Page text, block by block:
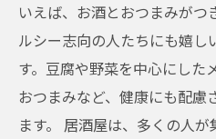
いえば、お酒とおつまみが
ルシー志向の人たちにも嬉し
す。豆腐や野菜を中心にした
おつまみなど、健康にも配慮
ます。 居酒屋は、多くの人